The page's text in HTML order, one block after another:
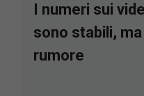
I numeri sui
sono stabili,
rumore